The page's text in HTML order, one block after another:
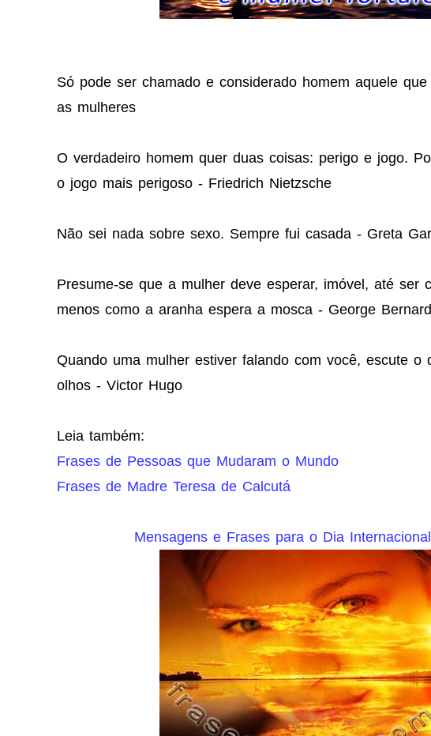
Só pode ser chamado e considerado homem aquele
as mulheres
O verdadeiro homem quer duas coisas: perigo e jogo.
o jogo mais perigoso - Friedrich Nietzsche
Não sei nada sobre sexo. Sempre fui casada - Greta
Presume-se que a mulher deve esperar, imóvel, até ser
menos como a aranha espera a mosca - George
Quando uma mulher estiver falando com você, escute o
olhos - Victor Hugo
Leia também:
Frases de Pessoas que Mudaram o Mundo
Frases de Madre Teresa de Calcutá
Mensagens e Frases para o Dia